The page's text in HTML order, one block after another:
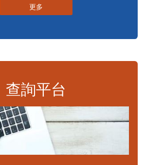
更多
查詢平台